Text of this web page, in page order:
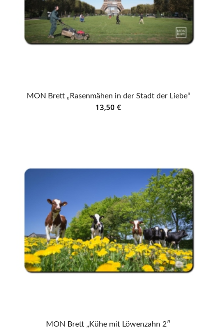
MON Brett „Rasenmähen in der Stadt der Liebe“
13,50€
MON Brett „Kühe mit Löwenzahn 2″